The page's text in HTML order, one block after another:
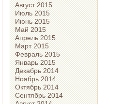
Август 2015
Июль 2015
Июнь 2015
Май 2015
Апрель 2015
Март 2015
Февраль 2015
Январь 2015
Декабрь 2014
Ноябрь 2014
Октябрь 2014
Сентябрь 2014